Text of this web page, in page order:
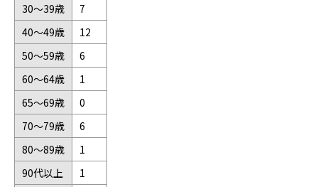
30～39歳
7
40～49歳
12
50～59歳
6
60～64歳
1
65～69歳
0
70～79歳
6
80～89歳
1
90代以上
1